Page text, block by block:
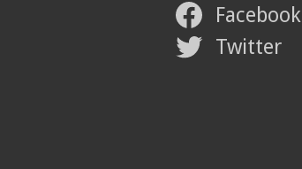
Facebook
Twitter